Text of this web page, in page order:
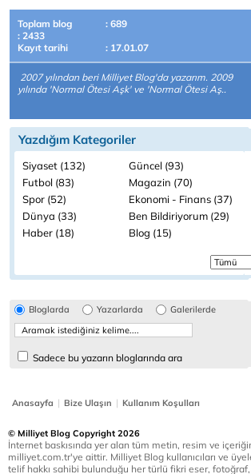
Toplam blog
: 689
: 2433
Kayıt tarihi
: 17.01.07
2007 yılından beri Milliyet Blog'da yazarım. 2009
yılında 'Normal Ötesi Aşk' ve 'Normal Ötesi Aş..
Yazdığım Kategoriler
Siyaset (132)
Güncel (93)
Futbol (83)
Magazin (70)
Spor (52)
Ekonomi - Finans (37)
Dünya (33)
Ben Bildiriyorum (29)
Haber (18)
Blog (15)
Bloglarda Yazarlarda Galerilerde
Sadece bu yazarın bloglarında ara
Anasayfa | Bize Ulaşın | Kullanım Koşulları
© Milliyet Blog Copyright 2026
İnternet baskısında yer alan tüm metin, resim ve
milliyet.com.tr'ye aittir. Milliyet Blog kullanıcıları ve
telif hakkı sahibi bulunduğu her türlü fikri eser,